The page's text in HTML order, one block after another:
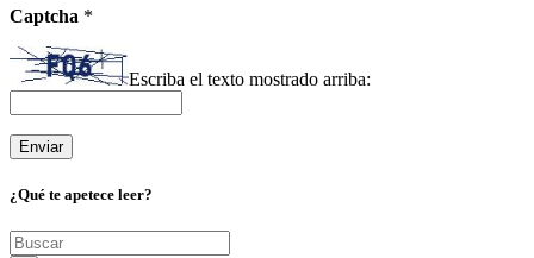
Captcha *
Escriba el texto mostrado arriba:
¿Qué te apetece leer?